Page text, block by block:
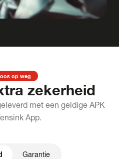
op weg
zekerheid
met een geldige APK
App.
Garantie